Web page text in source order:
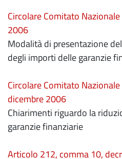
Circolare Comitato
2006
Modalità di presentazione
degli importi delle garanzie
Circolare Comitato
dicembre 2006
Chiarimenti riguardo la
garanzie finanziarie
Articolo 212, comma 10,